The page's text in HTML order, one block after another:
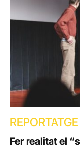
REPORTATGE
Fer realitat el